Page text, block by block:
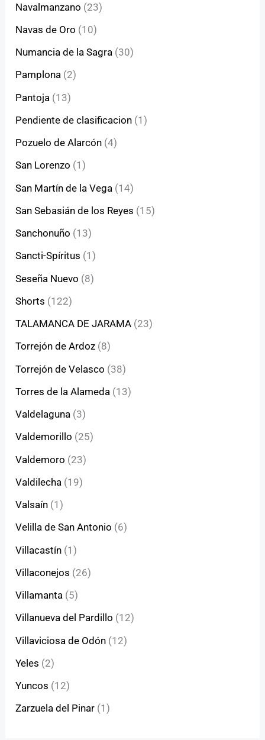
Navalmanzano (23)
Navas de Oro (10)
Numancia de la Sagra (30)
Pamplona (2)
Pantoja (13)
Pendiente de clasificacion (1)
Pozuelo de Alarcón (4)
San Lorenzo (1)
San Martín de la Vega (14)
San Sebasián de los Reyes (15)
Sanchonuño (13)
Sancti-Spíritus (1)
Seseña Nuevo (8)
Shorts (122)
TALAMANCA DE JARAMA (23)
Torrejón de Ardoz (8)
Torrejón de Velasco (38)
Torres de la Alameda (13)
Valdelaguna (3)
Valdemorillo (25)
Valdemoro (23)
Valdilecha (19)
Valsaín (1)
Velilla de San Antonio (6)
Villacastín (1)
Villaconejos (26)
Villamanta (5)
Villanueva del Pardillo (12)
Villaviciosa de Odón (12)
Yeles (2)
Yuncos (12)
Zarzuela del Pinar (1)